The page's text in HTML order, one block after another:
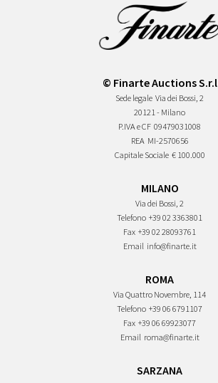
© Finarte Auctions S.r.l
Sede legale Via dei Bossi, 2
20121 - Milano
P.IVA e CF 09479031008
REA MI-2570656
Capitale Sociale € 100.000
MILANO
Via dei Bossi, 2
Telefono +39 02 3363801
Fax +39 02 28093761
Email info@finarte.it
ROMA
Via Quattro Novembre, 114
Telefono +39 06 6791107
Fax +39 06 69923077
Email roma@finarte.it
SARZANA